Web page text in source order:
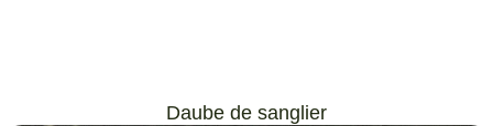
Daube de sanglier